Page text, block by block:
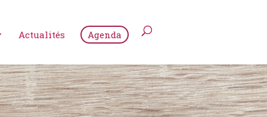
Actualités Agenda